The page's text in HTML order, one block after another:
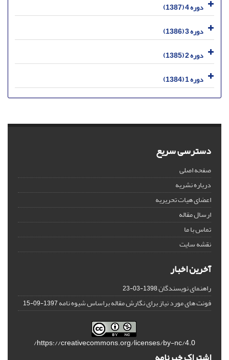
دوره 4 (1387)
دوره 3 (1386)
دوره 2 (1385)
دوره 1 (1384)
دسترسی سریع
صفحه اصلی
درباره نشریه
اعضای هیات تحریریه
ارسال مقاله
تماس با ما
نقشه سایت
آخرین اخبار
راهنمای نویسندگان1398-03-23
فونت های مورد نیاز برای نگارش مقاله براساس شیوه نامه1397-09-15
https://creativecommons.org/licenses/by-nc/4.0/